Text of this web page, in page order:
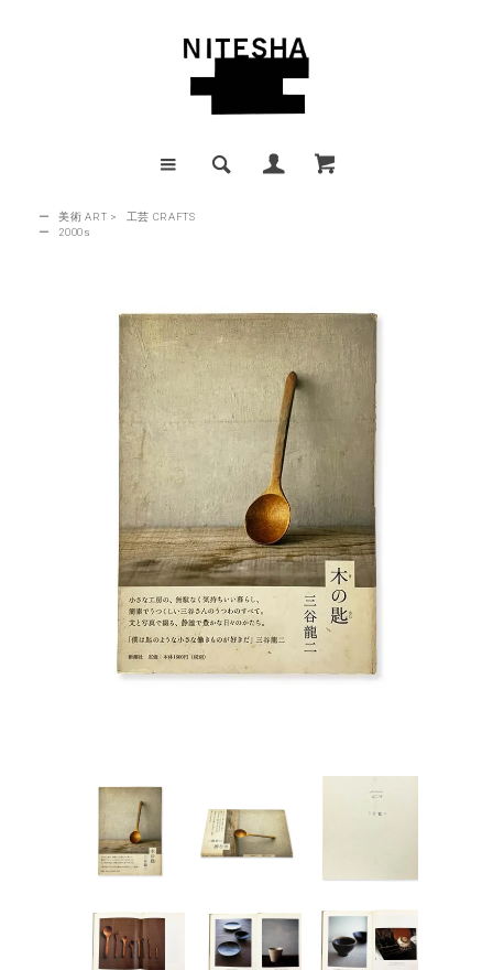
ー 美術 ART >
工芸 CRAFTS
ー
2000s